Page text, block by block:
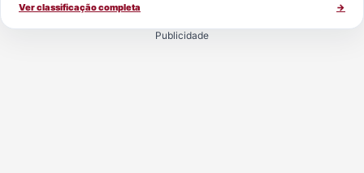
Ver classificação completa →
Publicidade